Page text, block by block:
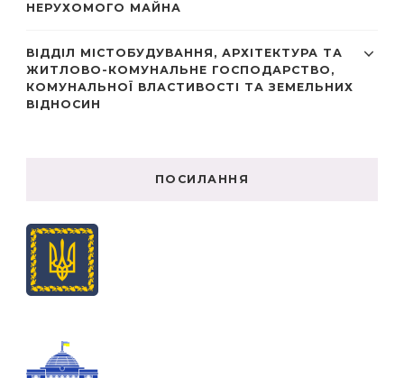
НЕРУХОМОГО МАЙНА
ВІДДІЛ МІСТОБУДУВАННЯ, АРХІТЕКТУРА ТА
ЖИТЛОВО-КОМУНАЛЬНЕ ГОСПОДАРСТВО,
КОМУНАЛЬНОЇ ВЛАСТИВОСТІ ТА ЗЕМЕЛЬНИХ
ВІДНОСИН
ПОСИЛАННЯ